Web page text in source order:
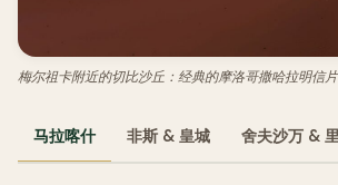
梅尔祖卡附近的切比沙丘：经典的摩洛哥撒哈拉明信片
马拉喀什 非斯 & 皇城 舍夫沙万 &